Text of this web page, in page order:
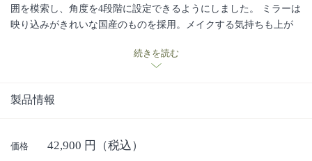
囲を模索し、角度を4段階に設定できるようにしました。 ミラーは
映り込みがきれいな国産のものを採用。メイクする気持ちも上が
ボードなどの上にインテリアとして置き、メイクの時にダイニン
具ほど使う人の感性で多彩な遊び方を生み出します。そんな玩具
介動画はこちら■
■日進木工の手しごと・ものづくりへの想いの動
続きを読む
製品情報
価格 42,900 円（税込）